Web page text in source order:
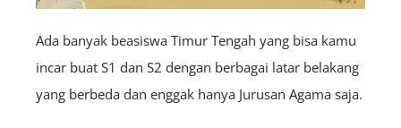
Ada banyak beasiswa Timur Tengah yang bisa kamu
incar buat S1 dan S2 dengan berbagai latar belakang
yang berbeda dan enggak hanya Jurusan Agama saja.